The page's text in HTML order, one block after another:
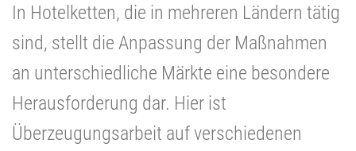
In Hotelketten, die in mehreren Ländern tätig
sind, stellt die Anpassung der Maßnahmen
an unterschiedliche Märkte eine besondere
Herausforderung dar. Hier ist
Überzeugungsarbeit auf verschiedenen